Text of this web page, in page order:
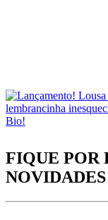
FIQUE POR
NOVIDADES